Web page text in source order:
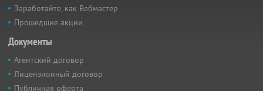
Заработайте, как Вебмастер
Прошедшие акции
Документы
Агентский договор
Лицензионный договор
Публичная оферта